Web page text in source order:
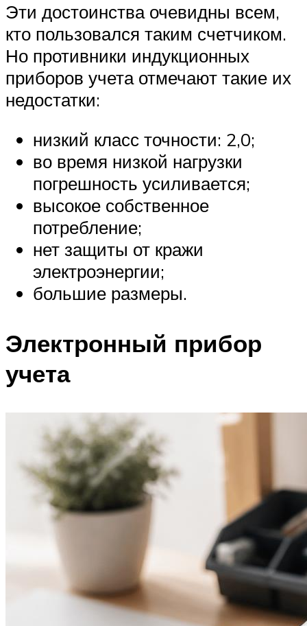
Эти достоинства очевидны всем,
кто пользовался таким счетчиком.
Но противники индукционных
приборов учета отмечают такие их
недостатки:
низкий класс точности: 2,0;
во время низкой нагрузки
погрешность усиливается;
высокое собственное
потребление;
нет защиты от кражи
электроэнергии;
большие размеры.
Электронный прибор
учета